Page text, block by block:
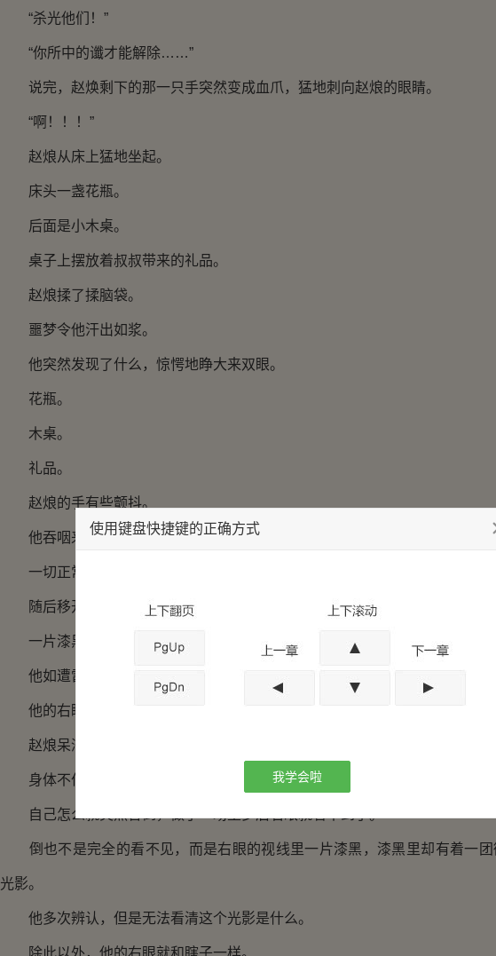
“杀光他们！”
“你所中的谶才能解除……”
说完，赵焕剩下的那一只手突然变成血爪，猛地刺向赵烺的眼睛。
“啊！！！”
赵烺从床上猛地坐起。
床头一盏花瓶。
后面是小木桌。
桌子上摆放着叔叔带来的礼品。
赵烺揉了揉脑袋。
噩梦令他汗出如浆。
他突然发现了什么，惊愕地睁大来双眼。
花瓶。
木桌。
礼品。
赵烺的手有些颤抖。
他吞咽来一口吐沫，用手捂住自己的右眼。
一切正常。
随后移开手掌，覆盖在左眼上。
一片漆黑。
他如遭雷击！
他的右眼看不见了！
赵烺呆滞了半响。
身体不住地颤抖，心中不住地盘算。
自己怎么就突然昏倒，做了一场噩梦后右眼就看不到了。
倒也不是完全的看不见，而是右眼的视线里一片漆黑，漆黑里却有着一团
光影。
他多次辨认，但是无法看清这个光影是什么。
除此以外，他的右眼就和瞎子一样。
使用键盘快捷键的正确方式
我学会啦